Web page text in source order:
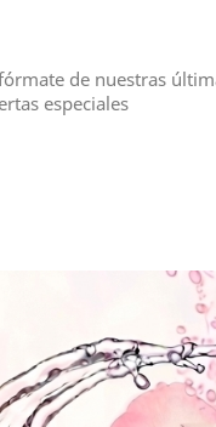
de nuestras
especiales